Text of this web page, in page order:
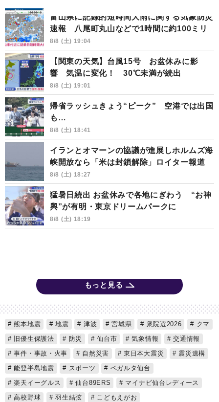
富山県に記録的短時間大雨に関する気象防災
速報 八尾町丸山などで1時間に約100ミリ
8/8 (土) 19:04
【関東の天気】台風15号 お盆休みに影
響 気温に変化！ 30℃未満が続出
8/8 (土) 19:01
帰省ラッシュきょう“ピーク” 空港では出国
も…
8/8 (土) 18:41
イランとオマーンの協議が進展しホルムズ海
峡開放なら「米は封鎖解除」ロイター報道
8/8 (土) 18:27
猛暑日続出 お盆休みで各地にぎわう “お神
輿”が有明・東京ドリームパークに
8/8 (土) 18:19
もっと見る
熊本地震 地震 津波 宮城県 衆院選2026
クマ
旧優生保護法
防災 仙台市 気象情報
交通情報
事件・事故・火事
自然災害 東日本大震災
震災遺構
能登半島地震
スポーツ
ベガルタ仙台
楽天イーグルス
仙台89ERS
マイナビ仙台レディース
高校野球
羽生結弦
こどもえがお